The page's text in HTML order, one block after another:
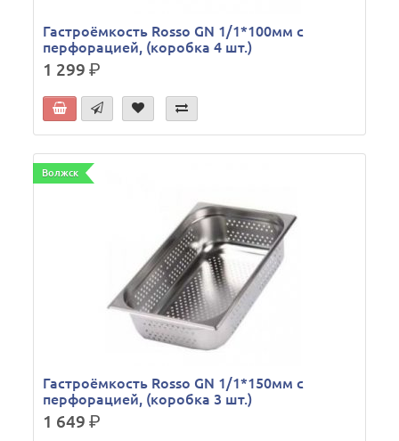
Гастроёмкость Rosso GN 1/1*100мм с
перфорацией, (коробка 4 шт.)
1 299р.
Волжск
Гастроёмкость Rosso GN 1/1*150мм с
перфорацией, (коробка 3 шт.)
1 649р.